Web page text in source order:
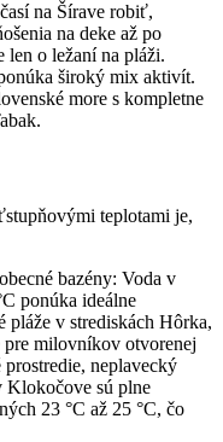
na Šírave robiť,
na deke až po
len o ležaní na pláži.
široký mix aktivít.
more s kompletne
teplotami je,
bazény: Voda v
ponúka ideálne
pláže v strediskách Hôrka,
milovníkov otvorenej
neplavecký
Klokočove sú plne
23 °C až 25 °C, čo